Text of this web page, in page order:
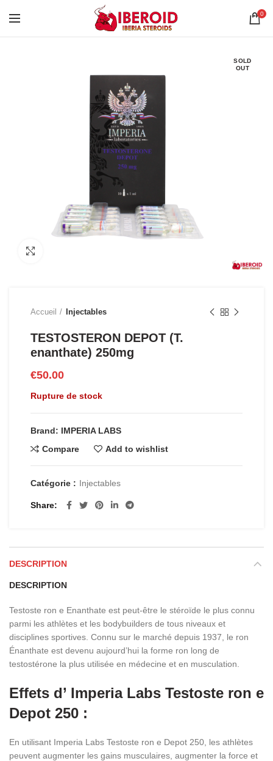
0
SOLD
OUT
Accueil Injectables
TESTOSTERON DEPOT (T.
enanthate) 250mg
€50.00
Rupture de stock
Brand: IMPERIA LABS
Compare
Add to wishlist
Catégorie : Injectables
Share
DESCRIPTION
DESCRIPTION
Testoste ron e Enanthate est peut-être le stéroïde le plus connu
parmi les athlètes et les bodybuilders de tous niveaux et
disciplines sportives. Connu sur le marché depuis 1937, le ron
Énanthate est devenu aujourd’hui la forme ron long de
testostérone la plus utilisée en médecine et en musculation.
Effets d’ Imperia Labs Testoste ron e
Depot 250 :
En utilisant Imperia Labs Testoste ron e Depot 250, les athlètes
peuvent augmenter les gains musculaires, augmenter la force et